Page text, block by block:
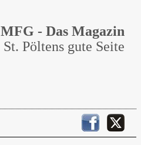
MFG - Das Magazin
St. Pöltens gute Seite